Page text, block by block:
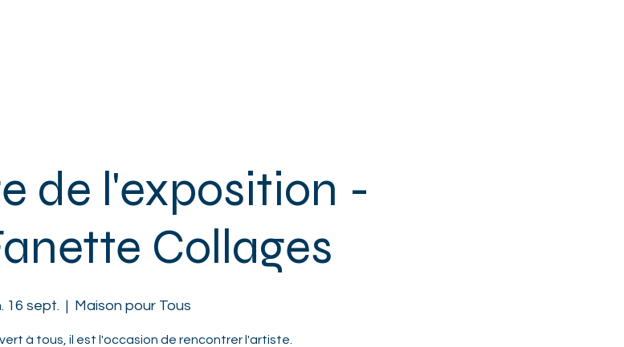
de l'exposition -
Collages
16 sept.
  |
Maison pour Tous
à tous, il est l'occasion de rencontrer l'artiste.